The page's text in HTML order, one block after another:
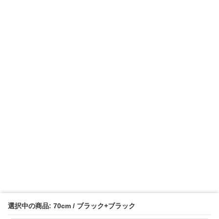
選択中の商品: 70cm / ブラック+ブラック